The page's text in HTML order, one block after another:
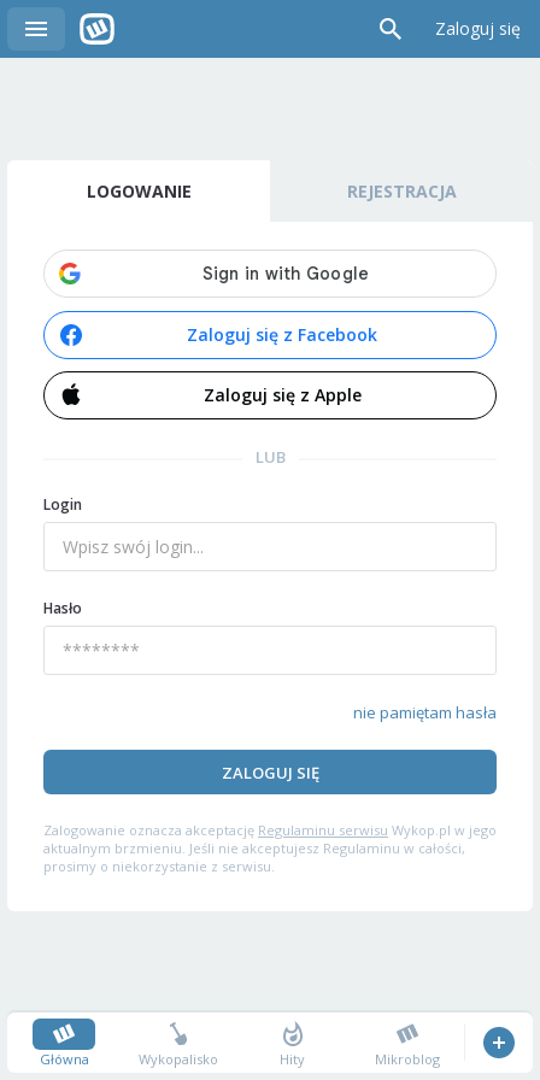
Zaloguj się
LOGOWANIE REJESTRACJA
Zaloguj się z Facebook
Zaloguj się z Apple
LUB
Login
Hasło
nie pamiętam hasła
ZALOGUJ SIĘ
Zalogowanie oznacza akceptację Regulaminu serwisu Wykop.pl w jego
aktualnym brzmieniu. Jeśli nie akceptujesz Regulaminu w całości,
prosimy o niekorzystanie z serwisu.
Główna Wykopalisko Hity Mikroblog